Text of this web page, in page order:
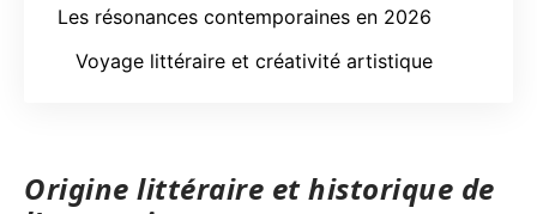
Les résonances contemporaines en 2026
Voyage littéraire et créativité artistique
Origine littéraire et historique de